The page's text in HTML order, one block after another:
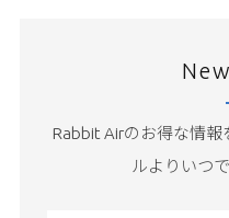
Rabbit Airのお得な情
ルよりいつ